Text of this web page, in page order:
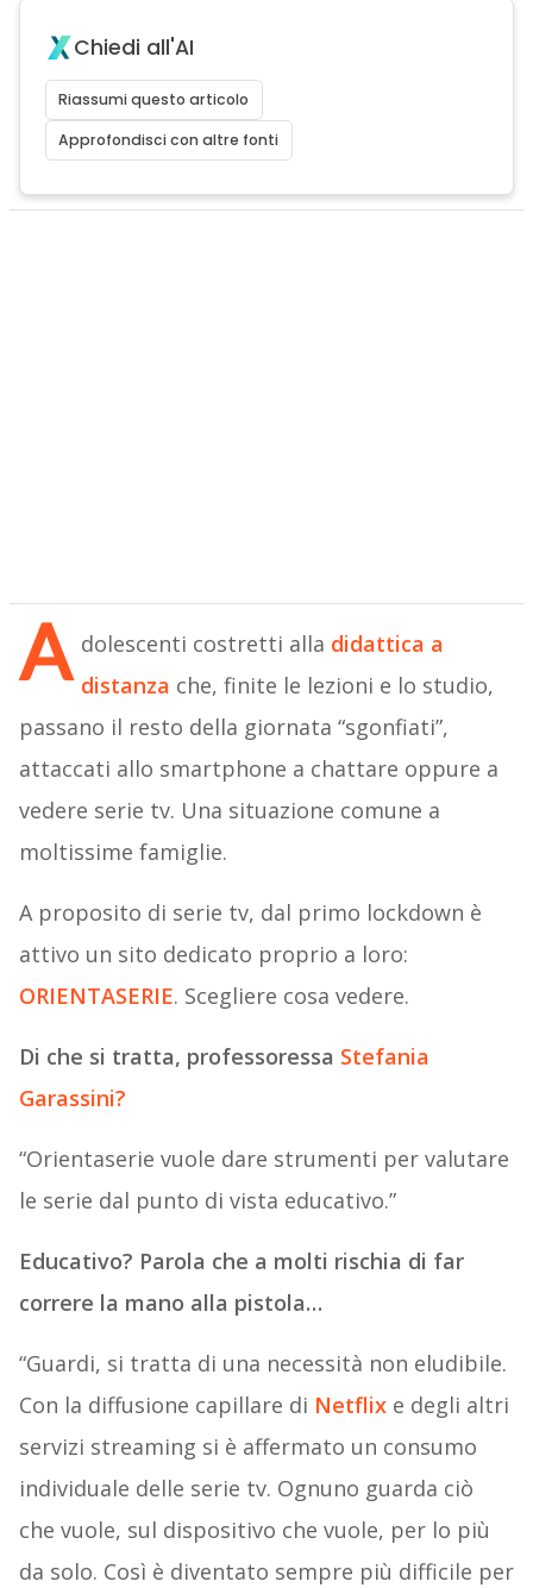
Chiedi all'AI
Riassumi questo articolo
Approfondisci con altre fonti
A dolescenti costretti alla didattica a
distanza che, finite le lezioni e lo studio,
passano il resto della giornata “sgonfiati”,
attaccati allo smartphone a chattare oppure a
vedere serie tv. Una situazione comune a
moltissime famiglie.
A proposito di serie tv, dal primo lockdown è
attivo un sito dedicato proprio a loro:
ORIENTASERIE. Scegliere cosa vedere.
Di che si tratta, professoressa Stefania
Garassini?
“Orientaserie vuole dare strumenti per valutare
le serie dal punto di vista educativo.”
Educativo? Parola che a molti rischia di far
correre la mano alla pistola…
“Guardi, si tratta di una necessità non eludibile.
Con la diffusione capillare di Netflix e degli altri
servizi streaming si è affermato un consumo
individuale delle serie tv. Ognuno guarda ciò
che vuole, sul dispositivo che vuole, per lo più
da solo. Così è diventato sempre più difficile per